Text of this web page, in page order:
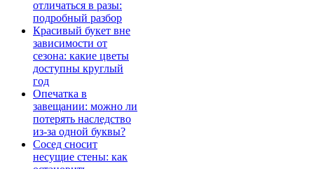
отличаться в разы:
подробный разбор
Красивый букет вне
зависимости от
сезона: какие цветы
доступны круглый
год
Опечатка в
завещании: можно ли
потерять наследство
из-за одной буквы?
Сосед сносит
несущие стены: как